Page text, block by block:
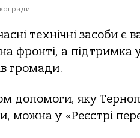
ради
технічні засоби
фронті, а підтримка
громади.
допомоги, яку
можна у «Реєстрі